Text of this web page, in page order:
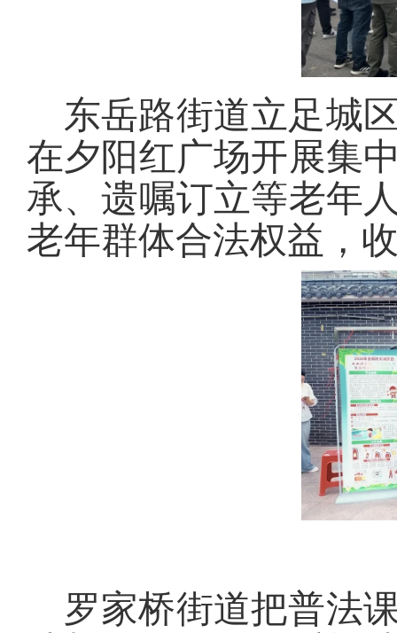
东岳路街道立足城
在夕阳红广场开展集
承、遗嘱订立等老年
老年群体合法权益，
罗家桥街道把普法